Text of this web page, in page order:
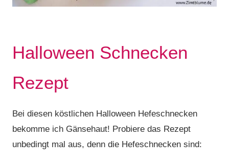
Halloween Schnecken
Rezept
Bei diesen köstlichen Halloween Hefeschnecken
bekomme ich Gänsehaut! Probiere das Rezept
unbedingt mal aus, denn die Hefeschnecken sind: